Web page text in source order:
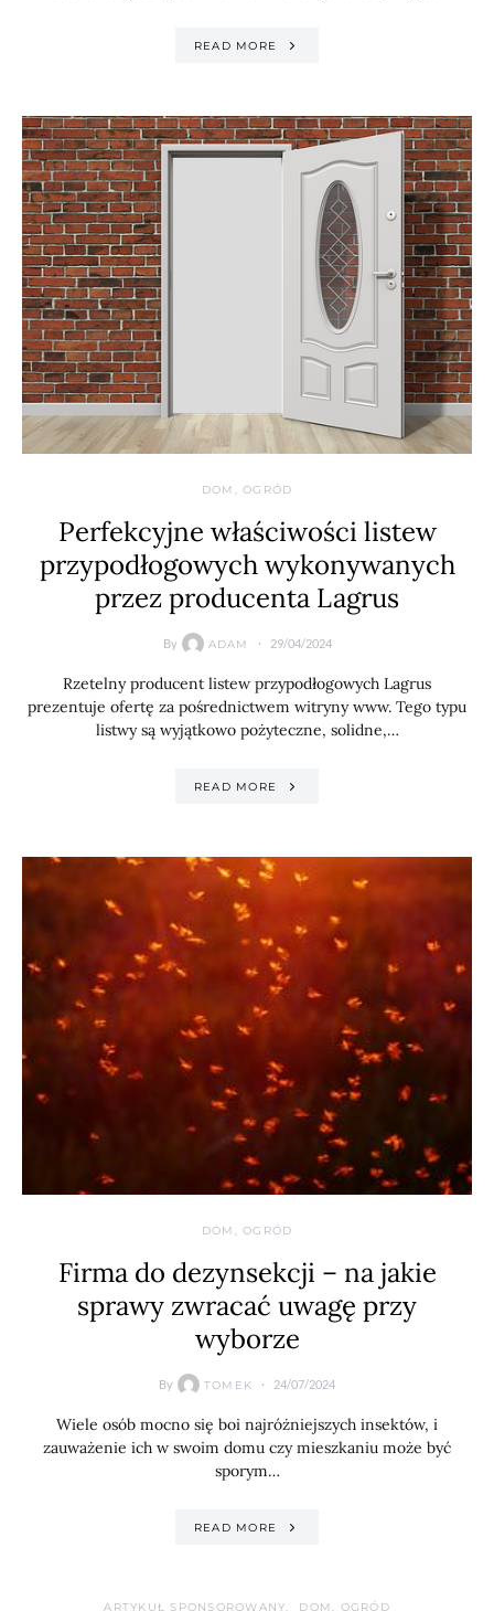
READ MORE
DOM, OGRÓD
Perfekcyjne właściwości listew
przypodłogowych wykonywanych
przez producenta Lagrus
By ADAM 29/04/2024
Rzetelny producent listew przypodłogowych Lagrus
prezentuje ofertę za pośrednictwem witryny www. Tego typu
listwy są wyjątkowo pożyteczne, solidne,…
READ MORE
DOM, OGRÓD
Firma do dezynsekcji – na jakie
sprawy zwracać uwagę przy
wyborze
By TOMEK 24/07/2024
Wiele osób mocno się boi najróżniejszych insektów, i
zauważenie ich w swoim domu czy mieszkaniu może być
sporym…
READ MORE
ARTYKUŁ SPONSOROWANY DOM, OGRÓD